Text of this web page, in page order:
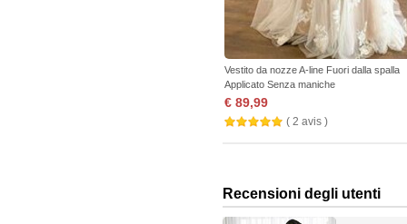
Vestito da nozze A-line Fuori dalla spalla
Applicato Senza maniche
€ 89,99
( 2 avis )
Recensioni degli utenti